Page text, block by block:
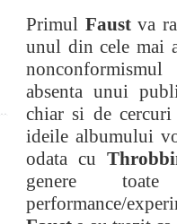
Primul Faustva
unul din cele mai
absenta unui
chiar si de
ideile albumului
odata cu
genere
performance/